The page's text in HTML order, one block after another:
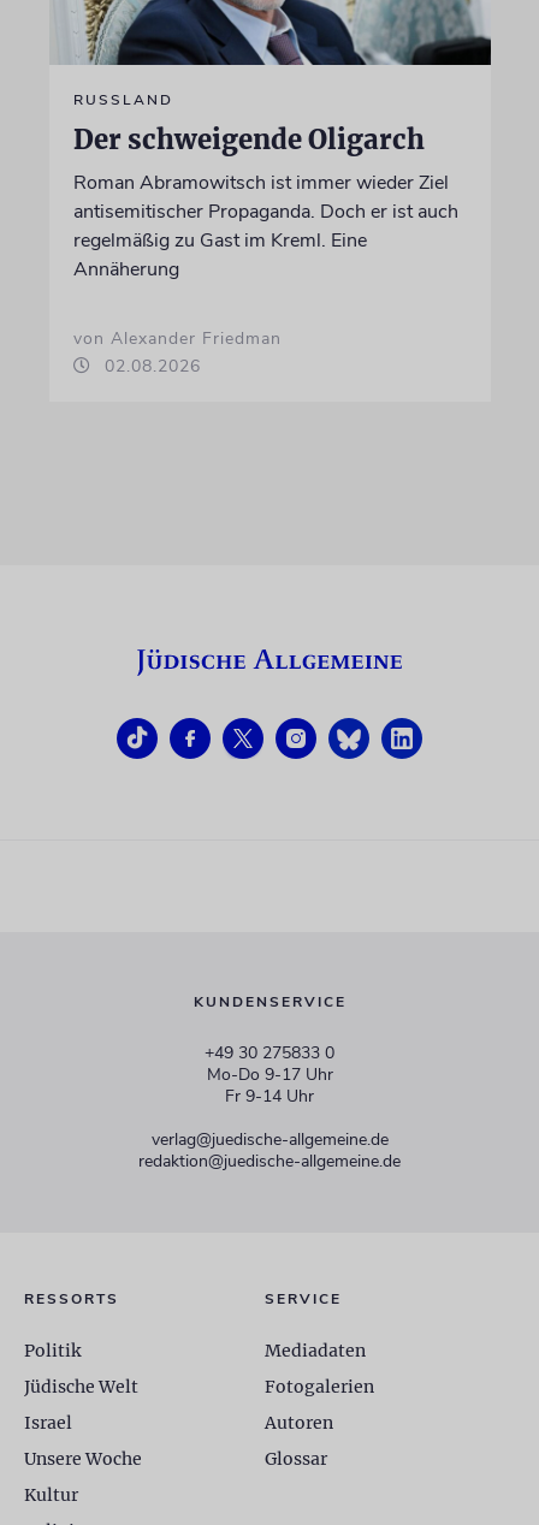
RUSSLAND
Der schweigende Oligarch
Roman Abramowitsch ist immer wieder Ziel
antisemitischer Propaganda. Doch er ist auch
regelmäßig zu Gast im Kreml. Eine
Annäherung
von Alexander Friedman
02.08.2026
KUNDENSERVICE
+49 30 275833 0
Mo-Do 9-17 Uhr
Fr 9-14 Uhr
verlag@juedische-allgemeine.de
redaktion@juedische-allgemeine.de
RESSORTS
Politik
Jüdische Welt
Israel
Unsere Woche
Kultur
SERVICE
Mediadaten
Fotogalerien
Autoren
Glossar